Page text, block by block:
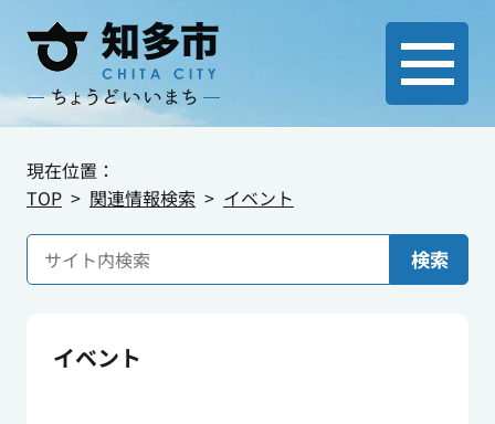
現在位置：
TOP
関連情報検索 イベント
検索
イベント